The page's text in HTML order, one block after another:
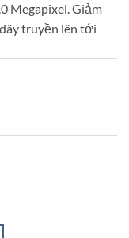
Megapixel. Giảm
truyền lên tới